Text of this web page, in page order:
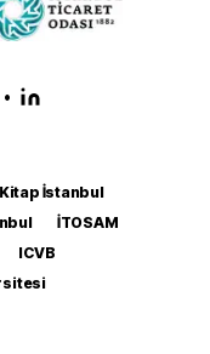
•
Kitap İstanbul
İTOSAM
ICVB